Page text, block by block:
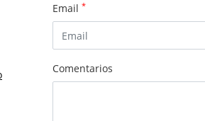
Email *
Comentarios